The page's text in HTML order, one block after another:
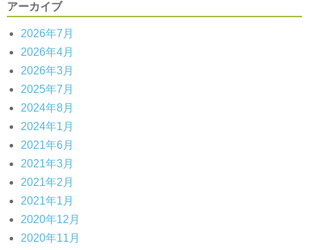
アーカイブ
2026年7月
2026年4月
2026年3月
2025年7月
2024年8月
2024年1月
2021年6月
2021年3月
2021年2月
2021年1月
2020年12月
2020年11月